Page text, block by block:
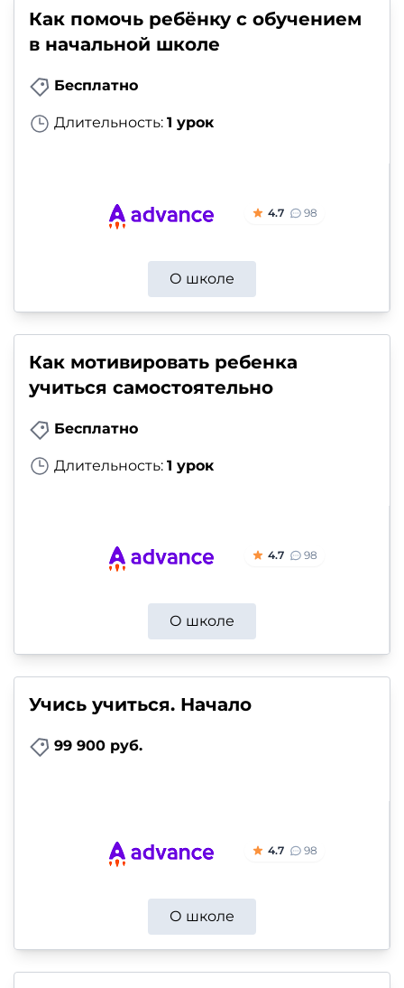
Как помочь ребёнку с обучением
в начальной школе
Бесплатно
Длительность: 1 урок
4.7 98
О школе
Как мотивировать ребенка
учиться самостоятельно
Бесплатно
Длительность: 1 урок
4.7 98
О школе
Учись учиться. Начало
99 900 руб.
4.7 98
О школе